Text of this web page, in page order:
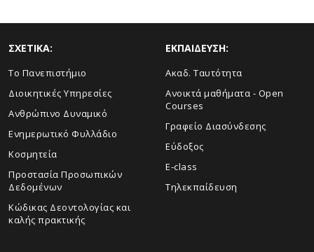
ΣΧΕΤΙΚΑ:
Το Πανεπιστήμιο
Διοικητικές Υπηρεσίες
Ανθρώπινο Δυναμικό
Ενημερωτικό Φυλλάδιο
Κοσμητεία
Προστασία Προσωπικών
Δεδομένων
Κώδικας Δεοντολογίας και
καλής πρακτικής
ΕΚΠΑΙΔΕΥΣΗ:
Ακαδ. Ταυτότητα
Ανοικτά μαθήματα - Open
Courses
Γραφείο Διασύνδεσης
Εύδοξος
E-class
Τηλεκπαίδευση